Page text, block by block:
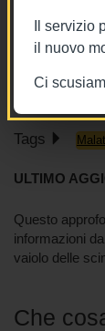
Il servizio
il nuovo
Ci
Mpox
Tags
ULTIMO
Questo
informazioni
vaiolo delle
Che